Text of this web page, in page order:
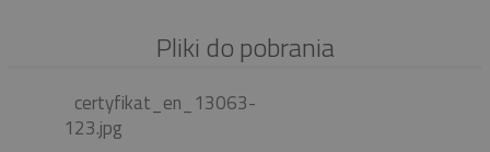
Pliki do pobrania
certyfikat_en_13063-
123.jpg